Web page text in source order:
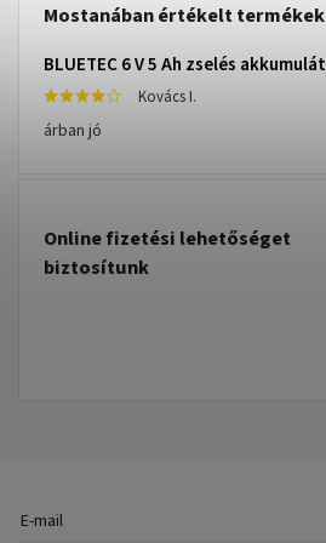
Mostanában értékelt termékek
Kovács I.
árban jó
Online fizetési lehetőséget
biztosítunk
E-mail